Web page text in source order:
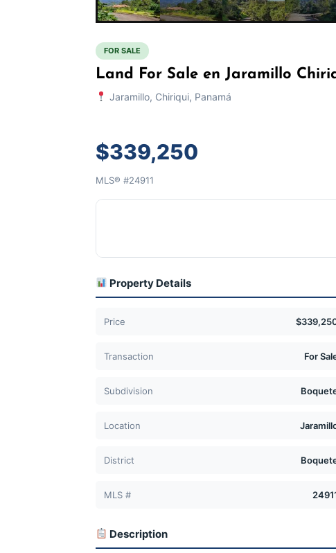
FOR SALE
Land For Sale en Jaramillo
Jaramillo, Chiriqui, Panamá
$339,250
MLS® #24911
Property Details
Price
Transaction For
Subdivision
Location
District
MLS #
Description